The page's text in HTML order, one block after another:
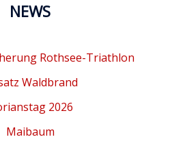
NEWS
Rothsee-Triathlon
Waldbrand
2026
Maibaum